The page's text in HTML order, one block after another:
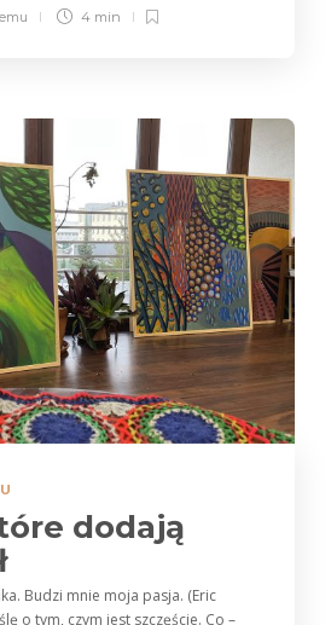
4 min
dodają
Budzi mnie moja pasja. (Eric
o tym, czym jest szczęście. Co –